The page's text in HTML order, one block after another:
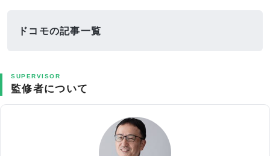
ドコモの記事一覧
SUPERVISOR
監修者について